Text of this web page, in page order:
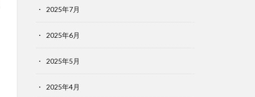
2025年7月
2025年6月
2025年5月
2025年4月